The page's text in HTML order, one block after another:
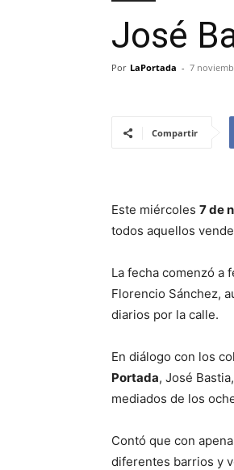
José
Por LaPortada - 7
Compartir
Este miércoles 7 de
todos aquellos
La fecha comenzó a
Florencio Sánchez,
diarios por la calle.
En diálogo con los
Portada, José
mediados de los
Contó que con
diferentes barrios y